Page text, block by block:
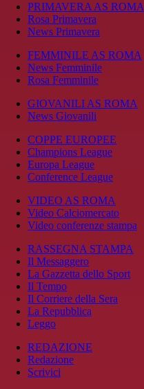
PRIMAVERA AS ROMA
Rosa Primavera
News Primavera
FEMMINILE AS ROMA
News Femminile
Rosa Femminile
GIOVANILI AS ROMA
News Giovanili
COPPE EUROPEE
Champions League
Europa League
Conference League
VIDEO AS ROMA
Video Calciomercato
Video conferenze stampa
RASSEGNA STAMPA
Il Messaggero
La Gazzetta dello Sport
Il Tempo
Il Corriere della Sera
La Repubblica
Leggo
REDAZIONE
Redazione
Scrivici